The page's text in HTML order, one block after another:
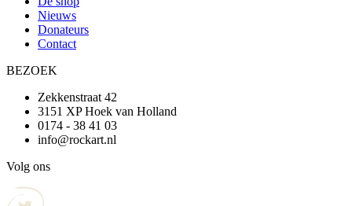
Nieuws
Donateurs
Contact
BEZOEK
Zekkenstraat 42
3151 XP Hoek van Holland
0174 - 38 41 03
info@rockart.nl
Volg ons